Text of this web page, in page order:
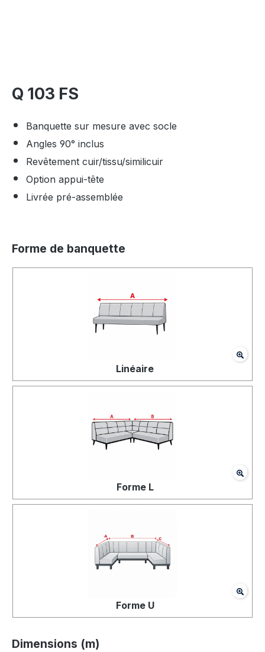
Q 103 FS
Banquette sur mesure avec socle
Angles 90° inclus
Revêtement cuir/tissu/similicuir
Option appui-tête
Livrée pré-assemblée
Forme de banquette
Linéaire
Forme L
Forme U
Dimensions (m)